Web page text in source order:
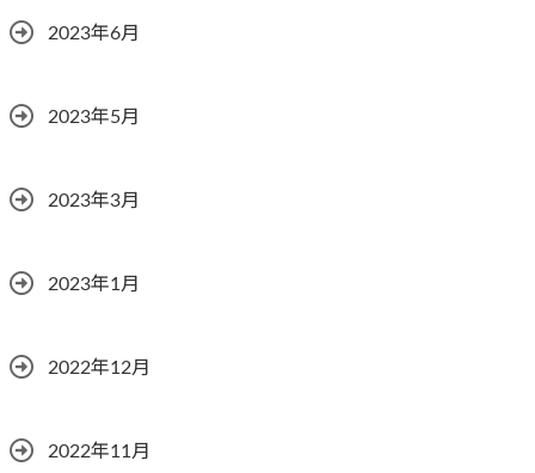
2023年6月
2023年5月
2023年3月
2023年1月
2022年12月
2022年11月